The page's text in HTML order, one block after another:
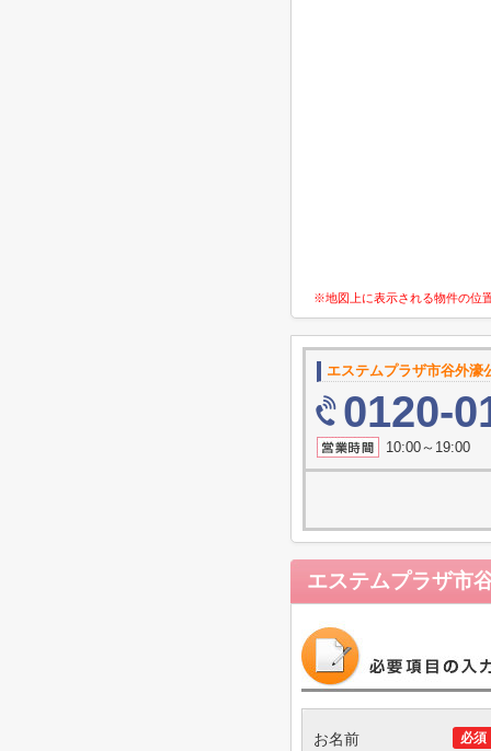
※地図上に表示される物件の位
エステムプラザ市谷外濠
0120-
10:00～19:00
エステムプラザ市
必須
お名前